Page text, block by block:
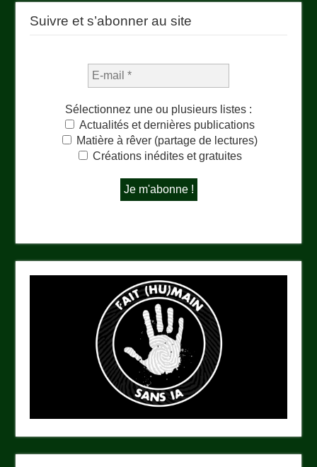
Suivre et s’abonner au site
Sélectionnez une ou plusieurs listes :
Actualités et dernières publications
Matière à rêver (partage de lectures)
Créations inédites et gratuites